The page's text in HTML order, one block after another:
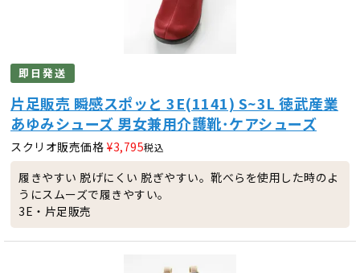
即日発送
片足販売 瞬感スポッと 3E(1141) S~3L 徳武産業
あゆみシューズ 男女兼用介護靴･ケアシューズ
スクリオ販売価格 ¥3,795税込
履きやすい 脱げにくい 脱ぎやすい。靴べらを使用した時のよ
うにスムーズで履きやすい。
3E・片足販売